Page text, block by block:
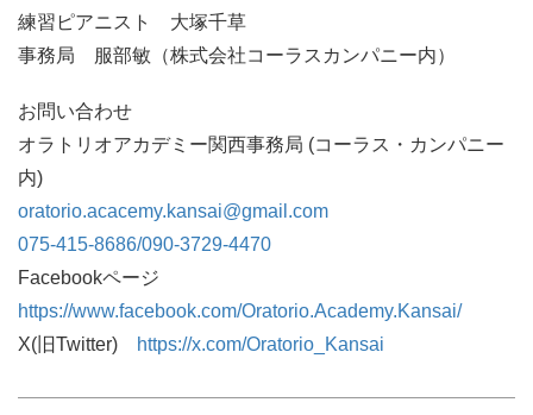
練習ピアニスト 大塚千草
事務局 服部敏（株式会社コーラスカンパニー内）
お問い合わせ
オラトリオアカデミー関西事務局 (コーラス・カンパニー
内)
oratorio.acacemy.kansai@gmail.com
075-415-8686/090-3729-4470
Facebookページ
https://www.facebook.com/Oratorio.Academy.Kansai/
X(旧Twitter)
https://x.com/Oratorio_Kansai